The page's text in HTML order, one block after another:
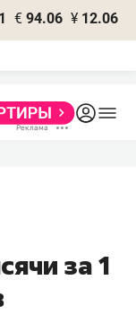
€ 94.06 ¥ 12.06
за 1